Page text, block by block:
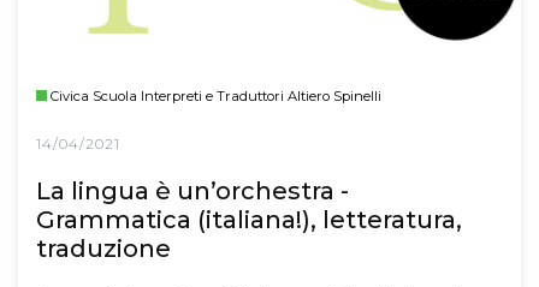
Civica Scuola Interpreti e Traduttori Altiero Spinelli
14/04/2021
La lingua è un’orchestra -
Grammatica (italiana!), letteratura,
traduzione